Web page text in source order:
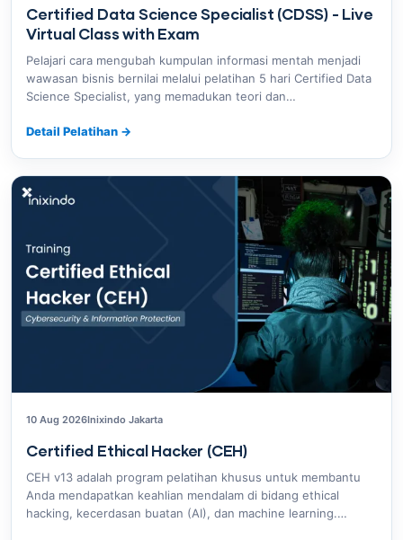
Certified Data Science Specialist (CDSS) - Live
Virtual Class with Exam
Pelajari cara mengubah kumpulan informasi mentah menjadi
wawasan bisnis bernilai melalui pelatihan 5 hari Certified Data
Science Specialist, yang memadukan teori dan…
Detail Pelatihan →
10 Aug 2026Inixindo Jakarta
Certified Ethical Hacker (CEH)
CEH v13 adalah program pelatihan khusus untuk membantu
Anda mendapatkan keahlian mendalam di bidang ethical
hacking, kecerdasan buatan (AI), dan machine learning.…